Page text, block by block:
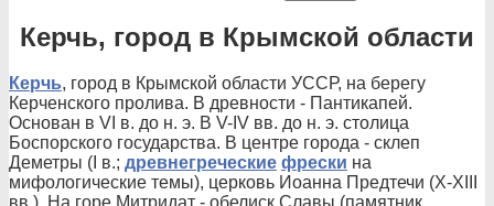
Керчь, город в Крымской области
Керчь, город в Крымской области УССР, на берегу
Керченского пролива. В древности - Пантикапей.
Основан в VI в. до н. э. В V-IV вв. до н. э. столица
Боспорского государства. В центре города - склеп
Деметры (I в.; древнегреческие фрески на
мифологические темы), церковь Иоанна Предтечи (X-XIII
вв.). На горе Митридат - обелиск Славы (памятник